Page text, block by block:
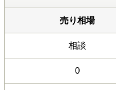
売り相場
相談
0